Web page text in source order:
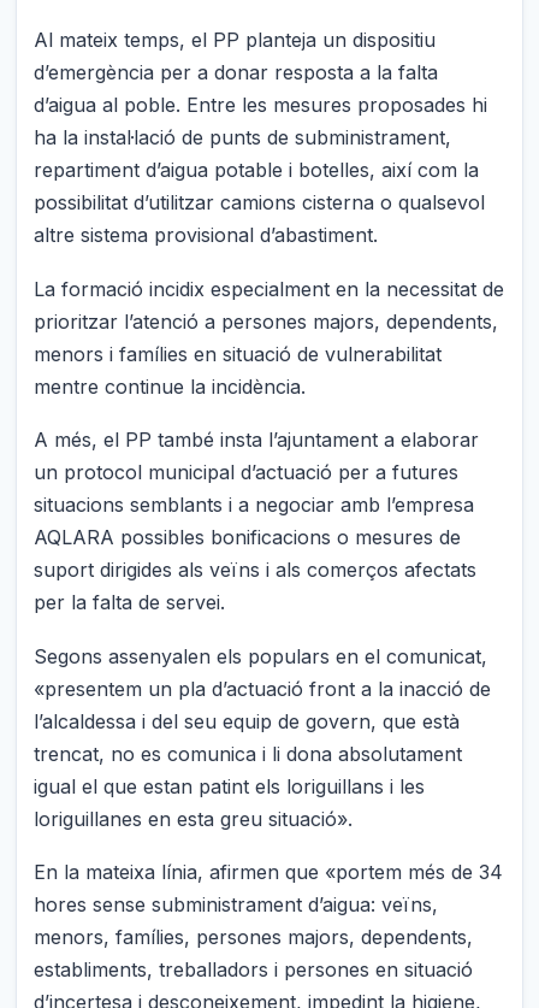
Al mateix temps, el PP planteja un dispositiu
d’emergència per a donar resposta a la falta
d’aigua al poble. Entre les mesures proposades hi
ha la instal·lació de punts de subministrament,
repartiment d’aigua potable i botelles, així com la
possibilitat d’utilitzar camions cisterna o qualsevol
altre sistema provisional d’abastiment.
La formació incidix especialment en la necessitat de
prioritzar l’atenció a persones majors, dependents,
menors i famílies en situació de vulnerabilitat
mentre continue la incidència.
A més, el PP també insta l’ajuntament a elaborar
un protocol municipal d’actuació per a futures
situacions semblants i a negociar amb l’empresa
AQLARA possibles bonificacions o mesures de
suport dirigides als veïns i als comerços afectats
per la falta de servei.
Segons assenyalen els populars en el comunicat,
«presentem un pla d’actuació front a la inacció de
l’alcaldessa i del seu equip de govern, que està
trencat, no es comunica i li dona absolutament
igual el que estan patint els loriguillans i les
loriguillanes en esta greu situació».
En la mateixa línia, afirmen que «portem més de 34
hores sense subministrament d’aigua: veïns,
menors, famílies, persones majors, dependents,
establiments, treballadors i persones en situació
d’incertesa i desconeixement, impedint la higiene,